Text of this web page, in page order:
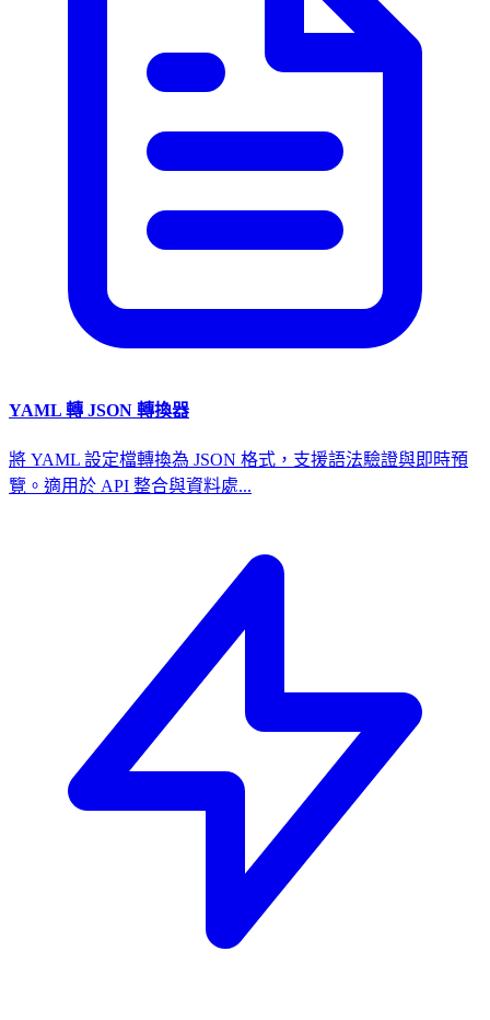
YAML 轉 JSON 轉換器
將 YAML 設定檔轉換為 JSON 格式，支援語法驗證與即時預
覽。適用於 API 整合與資料處...